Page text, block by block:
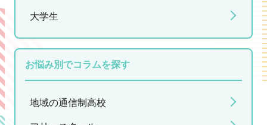
大学生
お悩み別でコラムを探す
地域の通信制高校